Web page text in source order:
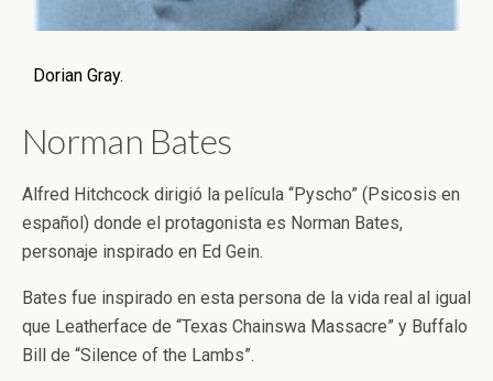
Dorian Gray.
Norman Bates
Alfred Hitchcock dirigió la película “Pyscho” (Psicosis en
español) donde el protagonista es Norman Bates,
personaje inspirado en Ed Gein.
Bates fue inspirado en esta persona de la vida real al igual
que Leatherface de “Texas Chainswa Massacre” y Buffalo
Bill de “Silence of the Lambs”.